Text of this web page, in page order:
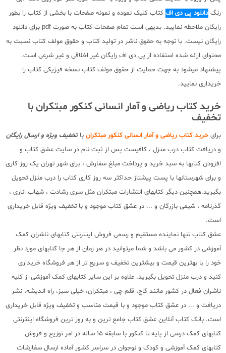
رنگ دانلود پی دی اف کتاب کلیک نموده و نمونه صفحات با بخشی از کتاب را بطور
رایگان ملاحظه نمایید. بدیهی است تمام صفحات کتاب به صورت pdf برای دانلود
رایگان نیست. با توجه به حقوق ناشر در تولید کتاب و حقوق مولف کتاب نسبت به
محتوای ارائه شده استفاده از پی دی اف رایگان غیر اخلاقی و غیر شرعی است.
پیشنهاد میشود به جهت حمایت از حقوق مولف کتاب نسخه فیزیکی کتاب را
خریداری نمایید.
خرید کتاب ریاضی و آمار انسانی کنکور مبتکران با
تخفیف
برای خرید کتاب ریاضی و آمار انسانی کنکور مبتکران با تخفیف ویژه و ارسال رایگان
و دریافت کتاب درب منزل ، کافیست پس از ثبت نام در سایت عشق کتاب و
افزودن کتابها به سبد خرید و پرداخت مبلغ سفارش ، برای شهر تهران یک روز کاری
و برای شهرستانها با پست پیشتاز حداکثر سه روز کاری کتاب را درب منزل تحویل
بگیرید.همچنین دیگر کتابهای انتشارات مبتکران مثل سری رشادت ، شهاب اناری ،
گذرنامه ، شیمی بازرگان و ... در عشق کتاب موجود و با تخفیف ویژه قابل خریداری
است.
عشق کتاب تنها نماینده مستقیم و رسمی فروش اینترنتی کتابهای ناشران کمک
آموزشی در کشور می باشد و شما میتوانید در هر زمان از هر جا کتابهای مورد نظر
خود را با بهترین قیمت و بیشترین تخفیف و سریع تر از هر فروشگاه خریداری
کنید و درب منزل تحویل بگیرید. علاوه بر این سایر کتابهای کمک آموزشی از کلیه
ناشران فعال در کشور مانند گاج، قلم چی ، مبتکران، خیلی سبز، راه اندیشه، نشر
دریافت و ... در عشق کتاب موجود و با قیمت مناسب و تخفیف ویژه قابل خریداری
است. بانک کتاب آنلاین عشق کتاب جامع ترین و به روز ترین فروشگاه اینترنتی
کتابهای کمک درسی از پایه تا کنکور با سابقه 15 ساله در امر توزیع و فروش
کتابهای کمک آموزشی و کودک و نوجوان در سراسر کشور آماده ارسال سفارشات